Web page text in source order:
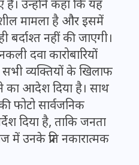
हैं। उन्होंने कहा कि यह
मामला है और इसमें
बर्दाश्त नहीं की जाएगी।
दवा कारोबारियों
व्यक्तियों के खिलाफ
का आदेश दिया है। साथ
फोटो सार्वजनिक
दिया है, ताकि जनता
उनके प्रति नकारात्मक